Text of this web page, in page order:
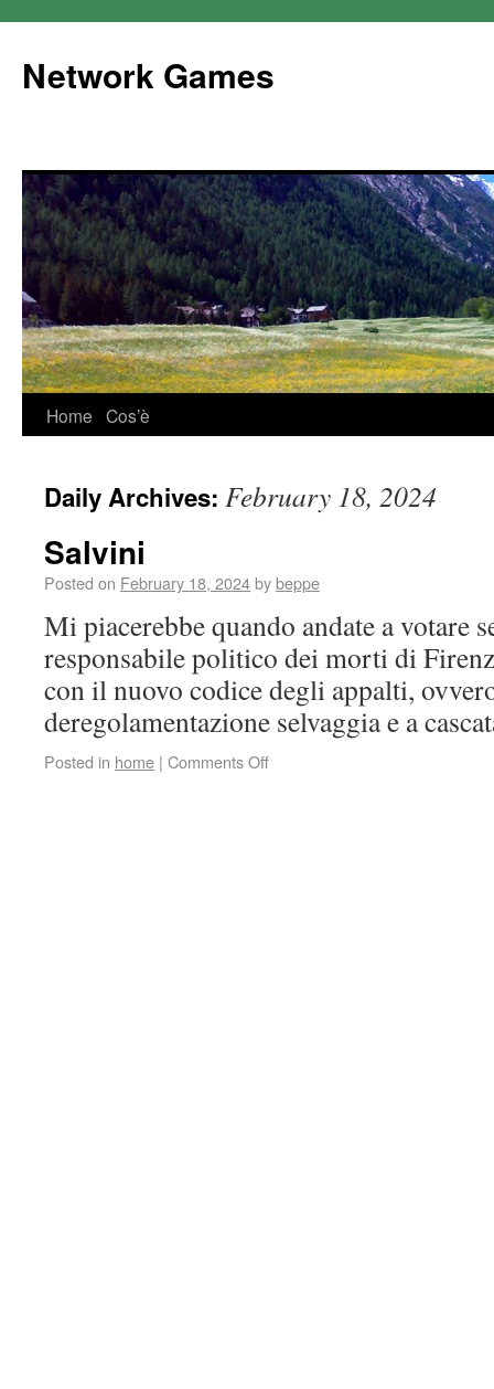
Network Games
Home Cos’è
Daily Archives: February 18, 2024
Salvini
Posted on February 18, 2024bybeppe
Mi piacerebbe quando andate a votare
responsabile politico dei morti di
con il nuovo codice degli appalti,
deregolamentazione selvaggia e a
Posted in home | Comments Off